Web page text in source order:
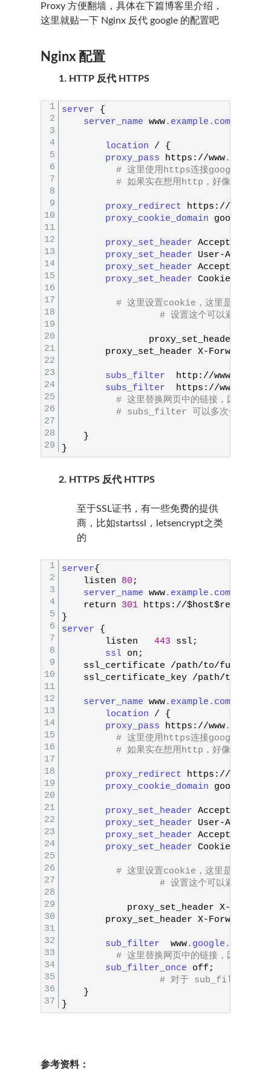
Proxy 方便翻墙，具体在下篇博客里介绍，
这里就贴一下 Nginx 反代 google 的配置吧
Nginx 配置
1. HTTP 反代 HTTPS
1
2
3
4
5
6
7
8
9
10
11
12
13
14
15
16
17
18
19
20
21
22
23
24
25
26
27
28
29
server
{
server_name www.example .com
location /
{
proxy_pass https : //www.google
# 这里使用https连接google的服务
# 如果实在想用http，好像有参数可
proxy_redirect https : //
proxy_cookie_domain google
proxy_set_header Accept
proxy_set_header User-Agent
proxy_set_header Accept
proxy_set_header Cookie
# 这里设置cookie，这里是别人给
# 设置这个可以避免一些
proxy_set header
proxy_set
header X-Forwarded
subs_filter http : //www
subs_filter https : //www
# 这里替换网页中的链接，因为我们
# subs_filter 可以多次使用，相
}
}
2. HTTPS 反代 HTTPS
至于SSL证书，有一些免费的提供
商，比如startssl，letsencrypt之类
的
1
2
3
4
5
6
7
8
9
10
11
12
13
14
15
16
17
18
19
20
21
22
23
24
25
26
27
28
29
30
31
32
33
34
35
36
37
server{
listen
80 ;
server_name www.example .com
return
301 https : //$host
}
server
{
listen
443 ssl;
ssl on ;
ssl_certificate
/path/to/fullchain
ssl_certificate_key /path/to
server_name www.example .com
location
/
{
proxy_pass https : //www.google
# 这里使用https连接google的服务
# 如果实在想用http，好像有参数可
proxy_redirect https : //
proxy_cookie_domain google
proxy_set_header Accept
proxy_set_header User-Agent
proxy_set_header Accept
proxy_set_header Cookie
# 这里设置cookie，这里是别人给
# 设置这个可以避免一些
proxy_set header X-
proxy_set
header X-Forwarded
sub_filter www.google .com
# 这里替换网页中的链接，因为我们
sub_filter_once off ;
# 对于 sub_filter 来说
}
}
参考资料：